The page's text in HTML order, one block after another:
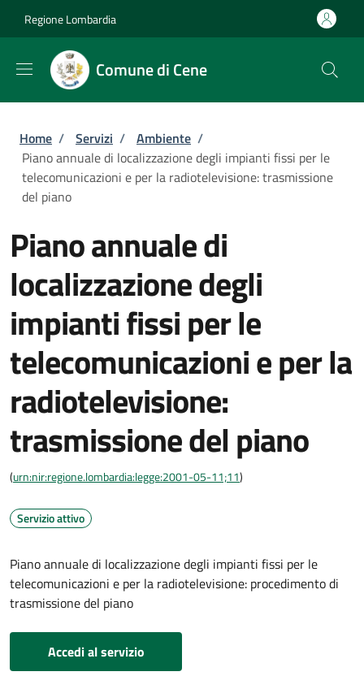
Regione Lombardia
Comune di Cene
Briciole di pane
Home / Servizi / Ambiente /
Piano annuale di localizzazione degli impianti fissi per le
telecomunicazioni e per la radiotelevisione: trasmissione
del piano
Piano annuale di
localizzazione degli
impianti fissi per le
telecomunicazioni e per la
radiotelevisione:
trasmissione del piano
(urn:nir:regione.lombardia:legge:2001-05-11;11)
Servizio attivo
Piano annuale di localizzazione degli impianti fissi per le
telecomunicazioni e per la radiotelevisione: procedimento di
trasmissione del piano
Accedi al servizio